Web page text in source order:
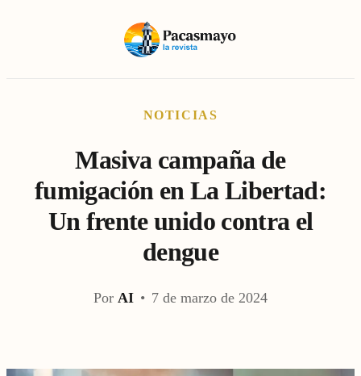
NOTICIAS
Masiva campaña de
fumigación en La Libertad:
Un frente unido contra el
dengue
Por AI • 7 de marzo de 2024